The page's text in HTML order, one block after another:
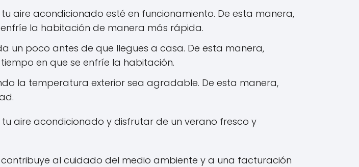
aire acondicionado esté en funcionamiento. De esta manera,
la habitación de manera más rápida.
un poco antes de que llegues a casa. De esta manera,
en que se enfríe la habitación.
la temperatura exterior sea agradable. De esta manera,
aire acondicionado y disfrutar de un verano fresco y
al cuidado del medio ambiente y a una facturación